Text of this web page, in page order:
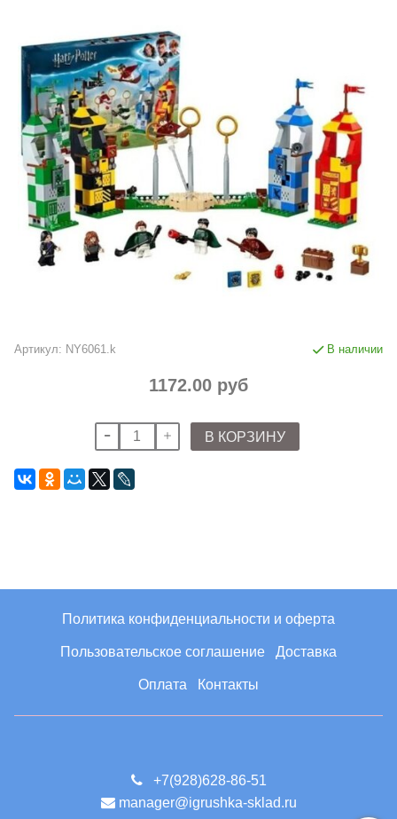
Артикул: NY6061.k В наличии
1172.00 руб
В КОРЗИНУ
Политика конфиденциальности и оферта
Пользовательское соглашение Доставка
Оплата Контакты
+7(928)628-86-51
manager@igrushka-sklad.ru